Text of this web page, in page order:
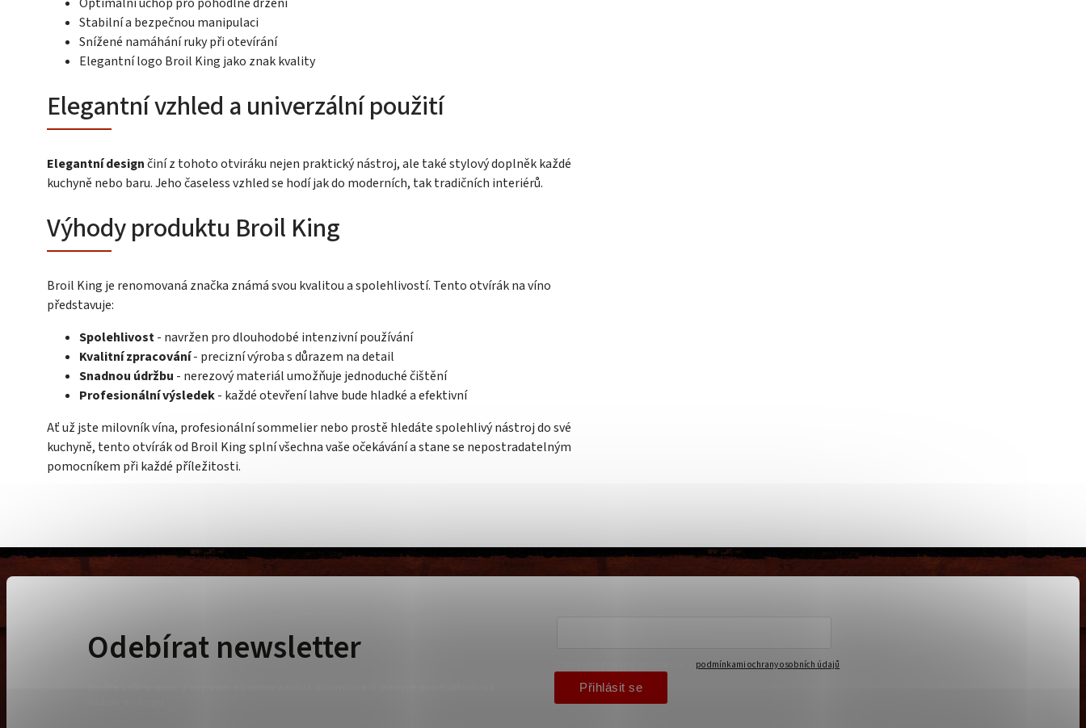
Stabilní a bezpečnou manipulaci
Snížené namáhání ruky při otevírání
Elegantní logo Broil King jako znak kvality
Elegantní vzhled a univerzální použití
Elegantní designčiní z tohoto otviráku nejen praktický nástroj, ale také stylový doplněk každé
kuchyně nebo baru. Jeho časeless vzhled se hodí jak do moderních, tak tradičních interiérů.
Výhody produktu Broil King
Broil King je renomovaná značka známá svou kvalitou a spolehlivostí. Tento otvírák na víno
představuje:
Spolehlivost- navržen pro dlouhodobé intenzivní používání
Kvalitní zpracování- precizní výroba s důrazem na detail
Snadnou údržbu - nerezový materiál umožňuje jednoduché čištění
Profesionální výsledek- každé otevření lahve bude hladké a efektivní
Ať už jste milovník vína, profesionální sommelier nebo prostě hledáte spolehlivý nástroj do své
kuchyně, tento otvírák od Broil King splní všechna vaše očekávání a stane se nepostradatelným
pomocníkem při každé příležitosti.
Odebírat newsletter
podmínkami ochrany osobních údajů
Přihlásit se